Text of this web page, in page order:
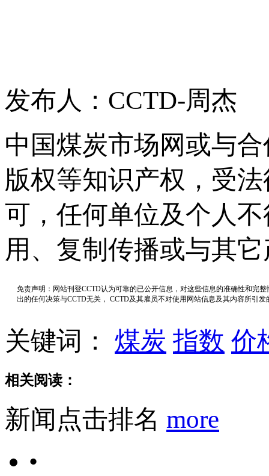
发布人：CCTD-周杰
中国煤炭市场网或与
版权等知识产权，受
可，任何单位及个人
用、复制传播或与其
免责声明：网站刊登CCTD认为可靠的已公开信息，对这些信息的准确性和完
出的任何决策与CCTD无关， CCTD及其雇员不对使用网站信息及其内容所引
关键词： 煤炭 指数 价
相关阅读：
新闻点击排名 more
•